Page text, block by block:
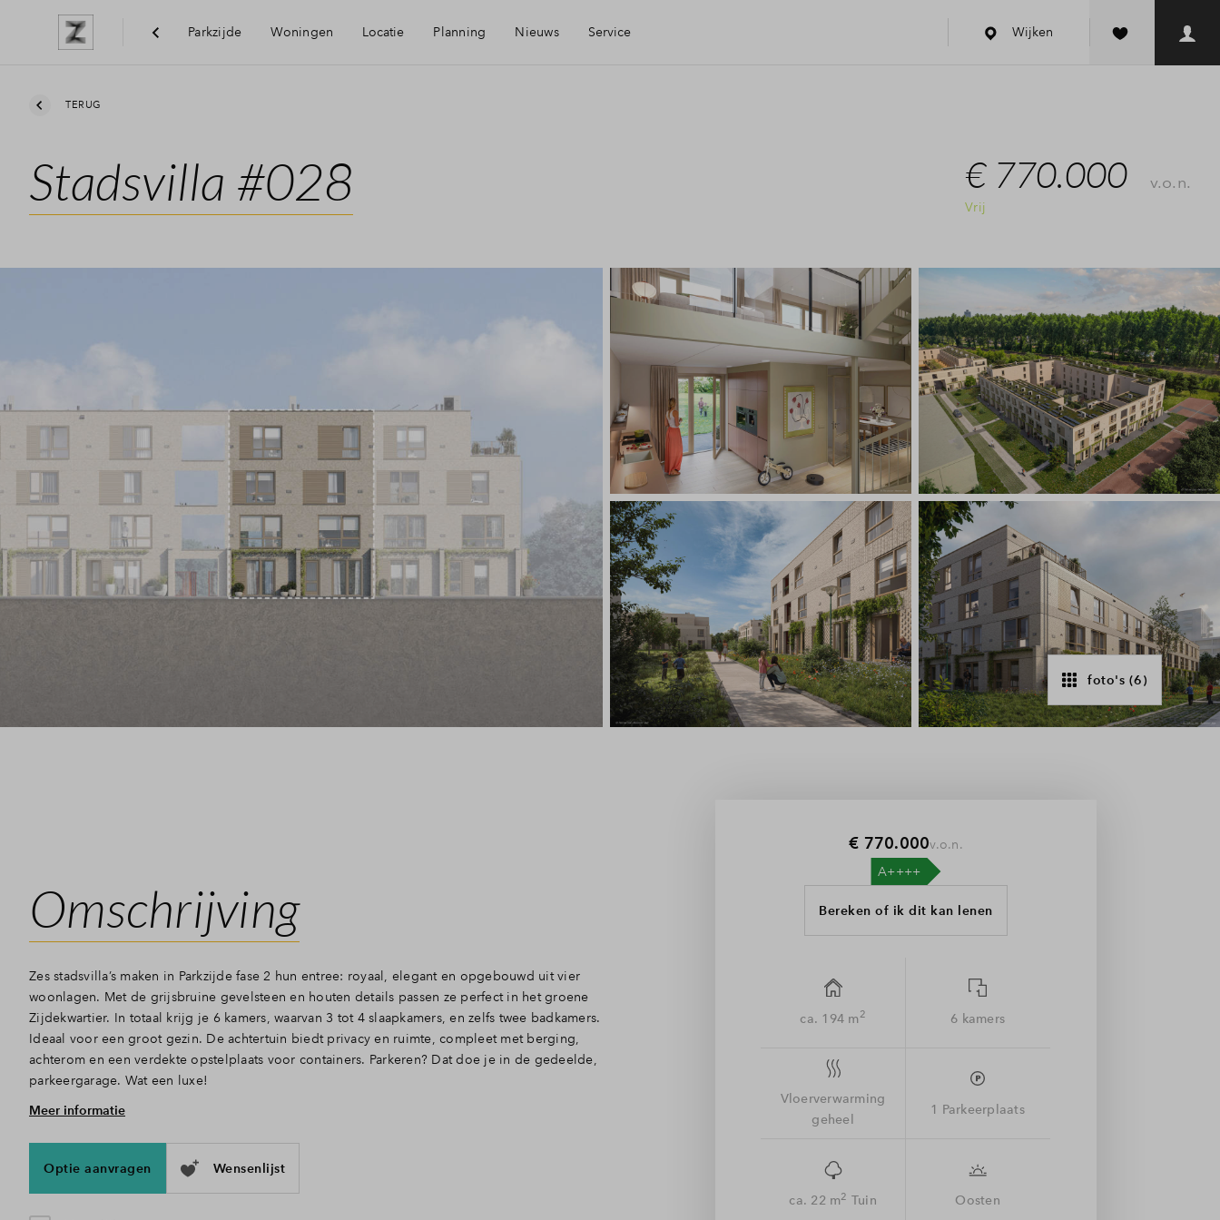
Parkzijde Woningen Locatie
Voorzieningen
Planning Nieuws Service
Woning kopen
Veelgestelde vragen
Contact
Wijken
TERUG
Stadsvilla #028 € 770.000 v.o.n.
Vrij
foto's (6)
Omschrijving
Zes stadsvilla’s maken in Parkzijde fase 2 hun entree: royaal, elegant en opgebouwd uit vier
woonlagen. Met de grijsbruine gevelsteen en houten details passen ze perfect in het groene
Zijdekwartier. In totaal krijg je 6 kamers, waarvan 3 tot 4 slaapkamers, en zelfs twee badkamers.
Ideaal voor een groot gezin. De achtertuin biedt privacy en ruimte, compleet met berging,
achterom en een verdekte opstelplaats voor containers. Parkeren? Dat doe je in de gedeelde,
parkeergarage. Wat een luxe!
Volop ruimte, op elke verdieping
Beneden geniet je van de lichte leefkeuken met toegang tot de tuin, en je stelt hier dankzij de
keukencheque je eigen droomkeuken samen! Sommige woningen hebben beneden een extra
kamer, perfect geschikt als bijvoorbeeld een thuiskantoor. Op de drie verdiepingen die
Meer informatie
Optie aanvragen Wensenlijst
€ 770.000v.o.n.
Bereken of ik dit kan lenen
ca. 194 m2 6 kamers
Vloerverwarming
geheel
1 Parkeerplaats
ca. 22 m2 Tuin Oosten